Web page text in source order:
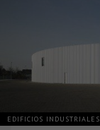
EDIFICIOS INDUSTRIALES